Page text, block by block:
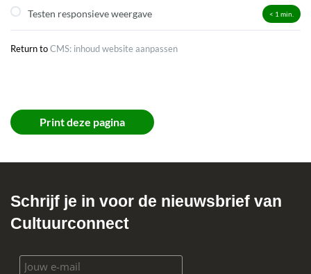
Suggereren widgets
Testen responsieve weergave < 1 min.
Return toCMS: inhoud website aanpassen
Print deze pagina
Schrijf je in voor de nieuwsbrief van
Cultuurconnect